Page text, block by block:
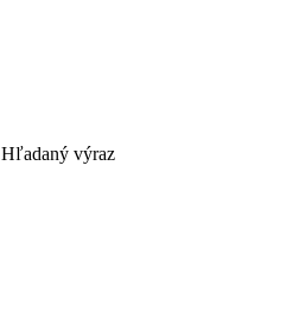
Hľadaný výraz